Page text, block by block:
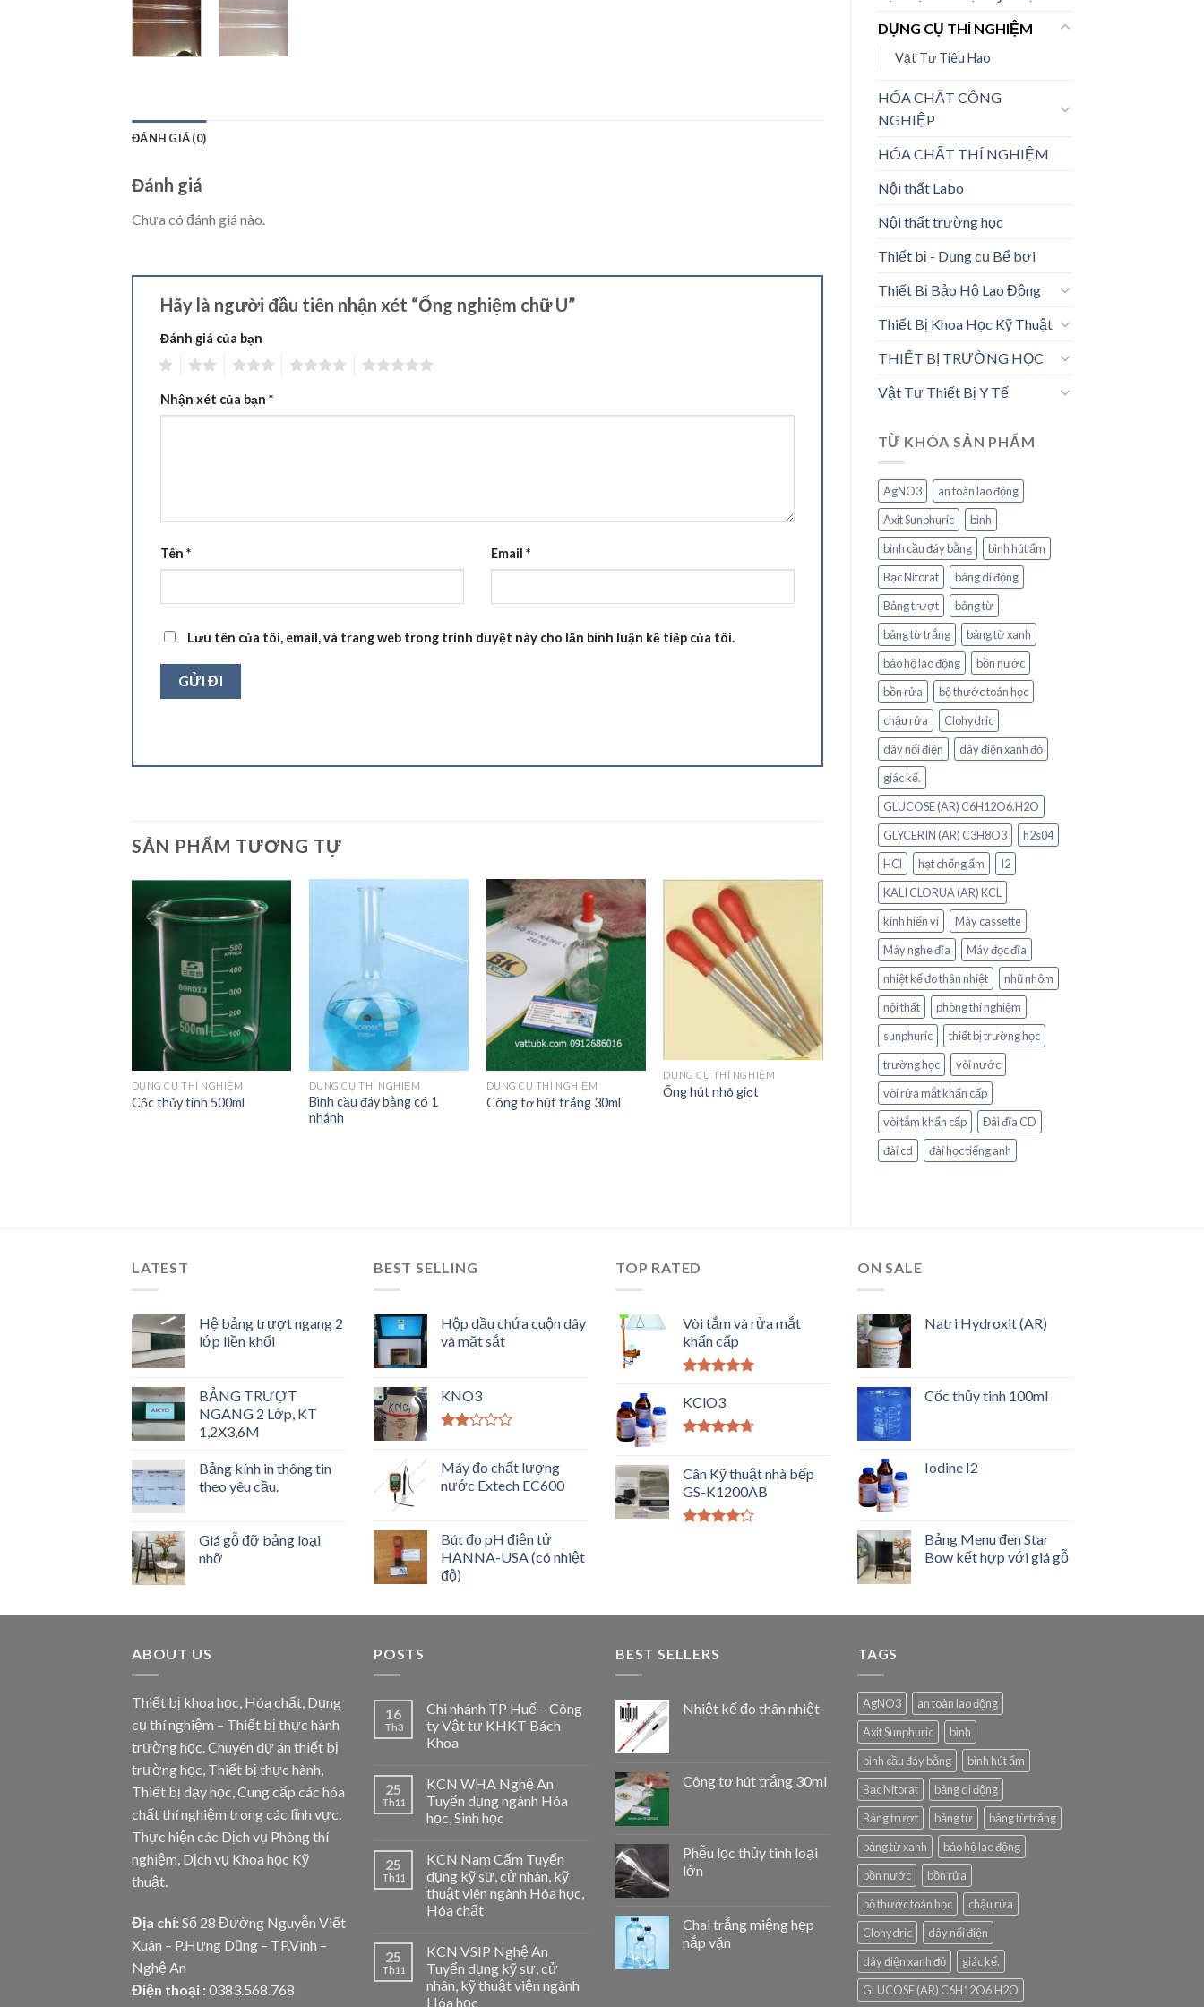
DỤNG CỤ THÍ NGHIỆM
Vật Tư Tiêu Hao
HÓA CHẤT CÔNG
NGHIỆP
HÓA CHẤT THÍ NGHIỆM
Nội thất Labo
Nội thất trường học
Thiết bị - Dụng cụ Bể bơi
Thiết Bị Bảo Hộ Lao Động
Thiết Bị Khoa Học Kỹ Thuật
THIẾT BỊ TRƯỜNG HỌC
Vật Tư Thiết Bị Y Tế
TỪ KHÓA SẢN PHẨM
AgNO3
an toàn lao động
Axit Sunphuric
bình
bình cầu đáy bằng
bình hút ẩm
Bạc Nitorat
bảng di động
Bảng trượt
bảng từ
bảng từ trắng
bảng từ xanh
bảo hộ lao động
bồn nước
bồn rửa
bộ thước toán học
chậu rửa
Clohydric
dây nối điện
dây điện xanh đỏ
giác kế.
GLUCOSE (AR) C6H12O6.H2O
GLYCERIN (AR) C3H8O3
h2s04
HCl
hạt chống ẩm
I2
KALI CLORUA (AR) KCL
kính hiển vi
Máy cassette
Máy nghe đĩa
Máy đọc đĩa
nhiệt kế đo thân nhiệt
nhũ nhôm
nội thất
phòng thí nghiệm
sunphuric
thiết bị trường học
trường học
vòi nước
vòi rửa mắt khẩn cấp
vòi tắm khẩn cấp
Đâì đĩa CD
đài cd
đài học tiếng anh
ĐÁNH GIÁ (0)
Đánh giá
Chưa có đánh giá nào.
Hãy là người đầu tiên nhận xét “Ống nghiệm chữ U”
Đánh giá của bạn
Nhận xét của bạn *
Tên * Email *
Lưu tên của tôi, email, và trang web trong trình duyệt này cho lần bình luận kế tiếp của tôi.
SẢN PHẨM TƯƠNG TỰ
DỤNG CỤ THÍ NGHIỆM
Cốc thủy tinh 500ml
Wishlist
DỤNG CỤ THÍ NGHIỆM
Bình cầu đáy bằng có 1
nhánh
Add to
Wishlist
DỤNG CỤ THÍ NGHIỆM
Công tơ hút trắng 30ml
Wishlist
DỤNG CỤ THÍ NGHIỆM
Ống hút nhỏ giọt
LATEST
Hệ bảng trượt ngang 2
lớp liền khối
BẢNG TRƯỢT
NGANG 2 Lớp, KT
1,2X3,6M
Bảng kính in thông tin
theo yêu cầu.
Giá gỗ đỡ bảng loại
nhỡ
BEST SELLING
Hộp dầu chứa cuộn dây
và mặt sắt
KNO3
hạng
2.00
Máy đo chất lượng
nước Extech EC600
Bút đo pH điện tử
HANNA-USA (có nhiệt
độ)
TOP RATED
Vòi tắm và rửa mắt
khẩn cấp
hạng5.00
KClO3
5 sao
Cân Kỹ thuật nhà bếp
GS-K1200AB
ON SALE
Natri Hydroxit (AR)
Cốc thủy tinh 100ml
Iodine I2
Bảng Menu đen Star
Bow kết hợp với giá gỗ
ABOUT US
Thiết bị khoa học, Hóa chất, Dụng
cụ thí nghiệm – Thiết bị thực hành
trường học. Chuyên dự án thiết bị
trường học, Thiết bị thực hành,
Thiết bị dạy học, Cung cấp các hóa
chất thí nghiệm trong các lĩnh vực.
Thực hiện các Dịch vụ Phòng thí
nghiệm, Dịch vụ Khoa học Kỹ
thuật.
Địa chỉ: Số 28 Đường Nguyễn Viết
Xuân – P.Hưng Dũng – TP.Vinh –
Nghệ An
Điện thoại : 0383.568.768
POSTS
16
Th3
Chi nhánh TP Huế – Công
ty Vật tư KHKT Bách
Khoa
25
Th11
KCN WHA Nghệ An
Tuyển dụng ngành Hóa
học, Sinh học
25
Th11
KCN Nam Cấm Tuyển
dụng kỹ sư, cử nhân, kỹ
thuật viên ngành Hóa học,
Hóa chất
25
Th11
KCN VSIP Nghệ An
Tuyển dụng kỹ sư, cử
nhân, kỹ thuật viện ngành
Hóa học
BEST SELLERS
Nhiệt kế đo thân nhiệt
Công tơ hút trắng 30ml
Phễu lọc thủy tinh loại
lớn
Chai trắng miệng hẹp
nắp vặn
TAGS
AgNO3
an toàn lao động
Axit Sunphuric
bình
bình cầu đáy bằng
bình hút ẩm
Bạc Nitorat
bảng di động
Bảng trượt
bảng từ
bảng từ trắng
bảng từ xanh
bảo hộ lao động
bồn nước
bồn rửa
bộ thước toán học
chậu rửa
Clohydric
dây nối điện
dây điện xanh đỏ
giác kế.
GLUCOSE (AR) C6H12O6.H2O